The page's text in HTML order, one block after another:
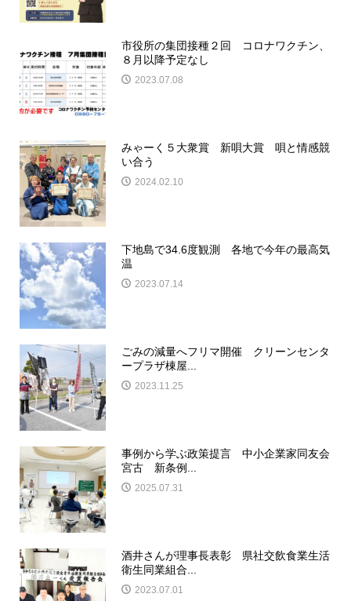
市役所の集団接種２回 コロナワクチン、
８月以降予定なし
2023.07.08
みゃーく５大衆賞 新唄大賞 唄と情感競
い合う
2024.02.10
下地島で34.6度観測 各地で今年の最高気
温
2023.07.14
ごみの減量へフリマ開催 クリーンセンタ
ープラザ棟屋...
2023.11.25
事例から学ぶ政策提言 中小企業家同友会
宮古 新条例...
2025.07.31
酒井さんが理事長表彰 県社交飲食業生活
衛生同業組合...
2023.07.01